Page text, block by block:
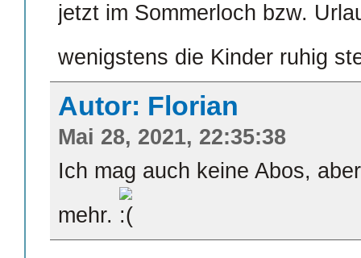
jetzt im Sommerloch bzw.
wenigstens die Kinder ruhig
Autor: Florian
Mai 28, 2021, 22:35:38
Ich mag auch keine Abos,
mehr.